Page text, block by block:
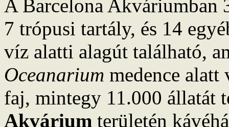
A Barcelona Akváriumban
7 trópusi tartály, és 14
víz alatti alagút található,
Oceanarium medence alatt
faj, mintegy 11.000 állatát
Akvárium területén